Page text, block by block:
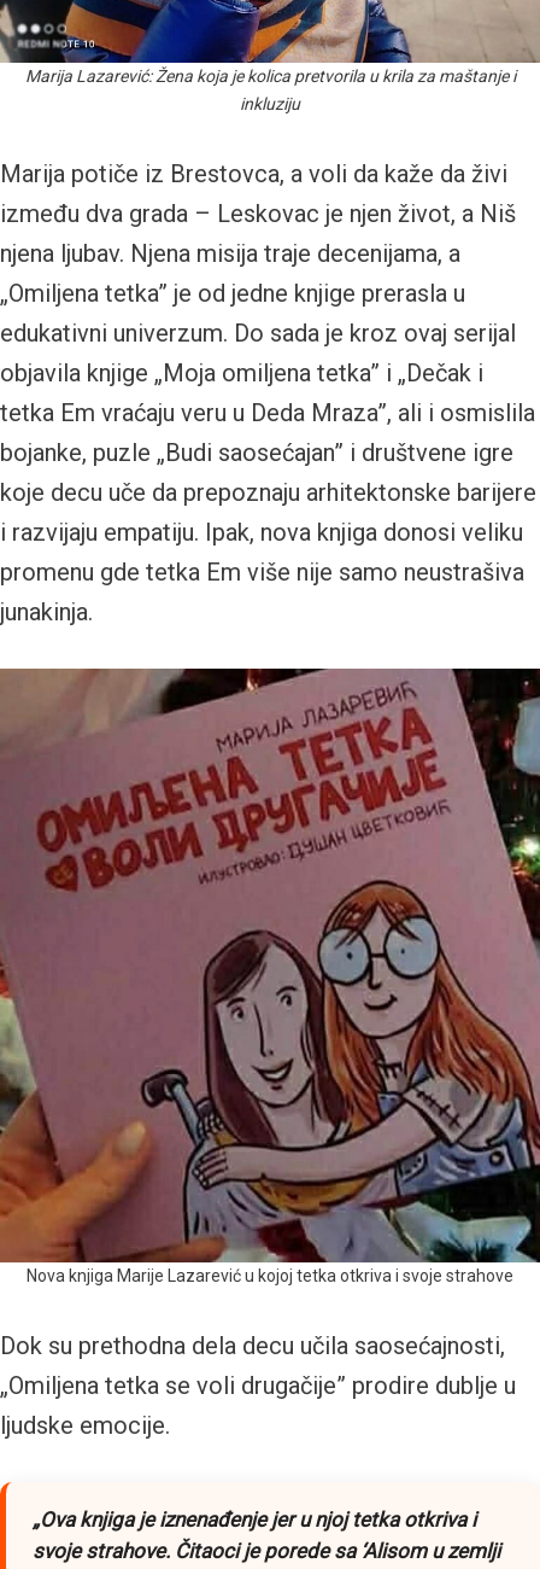
Marija Lazarević: Žena koja je kolica pretvorila u krila za maštanje i
inkluziju
Marija potiče iz Brestovca, a voli da kaže da živi
između dva grada – Leskovac je njen život, a Niš
njena ljubav. Njena misija traje decenijama, a
„Omiljena tetka” je od jedne knjige prerasla u
edukativni univerzum. Do sada je kroz ovaj serijal
objavila knjige „Moja omiljena tetka” i „Dečak i
tetka Em vraćaju veru u Deda Mraza”, ali i osmislila
bojanke, puzle „Budi saosećajan” i društvene igre
koje decu uče da prepoznaju arhitektonske barijere
i razvijaju empatiju. Ipak, nova knjiga donosi veliku
promenu gde tetka Em više nije samo neustrašiva
junakinja.
Nova knjiga Marije Lazarević u kojoj tetka otkriva i svoje strahove
Dok su prethodna dela decu učila saosećajnosti,
„Omiljena tetka se voli drugačije” prodire dublje u
ljudske emocije.
„Ova knjiga je iznenađenje jer u njoj tetka otkriva i
svoje strahove. Čitaoci je porede sa ‘Alisom u zemlji